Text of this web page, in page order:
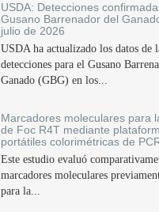
USDA: Detecciones
Gusano Barrenador del
julio de 2026
USDA ha actualizado los datos de
detecciones para el Gusano
Ganado (GBG) en los...
Marcadores moleculares para
de Foc R4T mediante
portátiles colorimétricas de
Este estudio evaluó
marcadores moleculares
para la...